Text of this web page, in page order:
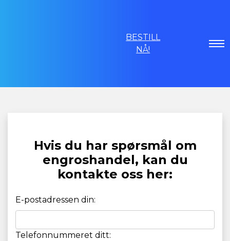
BESTILL
NÅ!
Hvis du har spørsmål om
engroshandel, kan du
kontakte oss her:
E-postadressen din:
Telefonnummeret ditt: